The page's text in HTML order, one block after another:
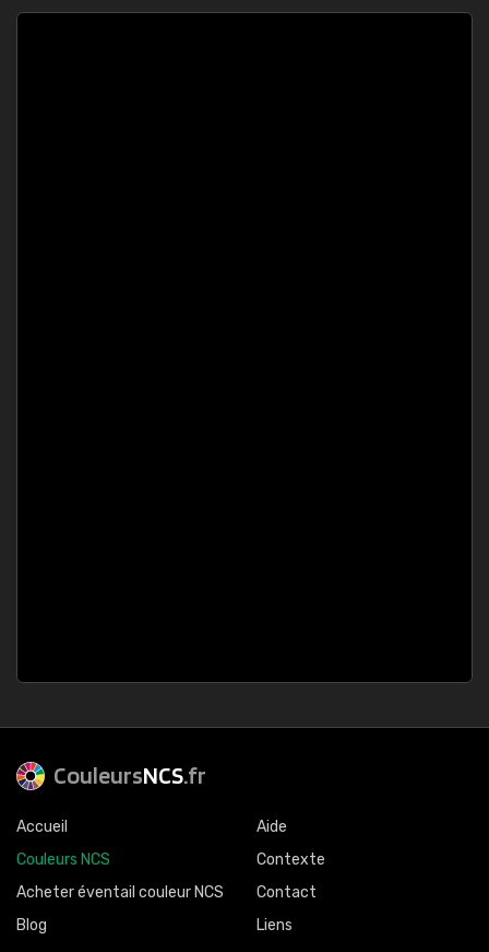
CouleursNCS.fr
Accueil
Couleurs NCS
Acheter éventail couleur NCS
Blog
Aide
Contexte
Contact
Liens